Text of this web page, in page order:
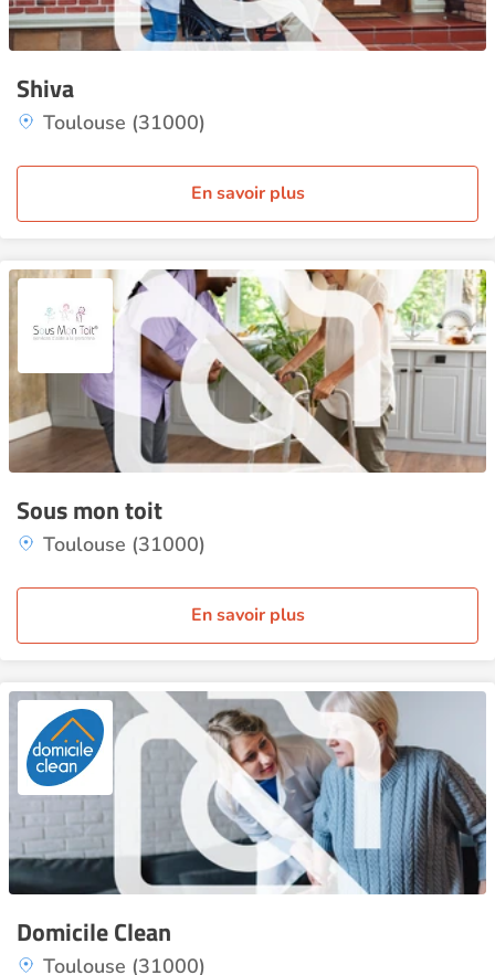
Shiva
Toulouse (31000)
En savoir plus
Sous mon toit
Toulouse (31000)
En savoir plus
Domicile Clean
Toulouse (31000)